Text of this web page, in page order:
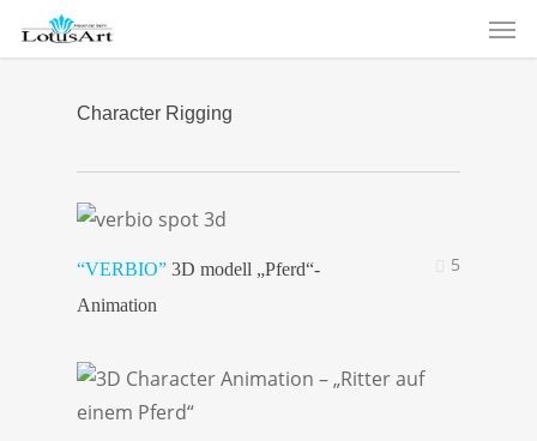
Character Rigging
“VERBIO” 3D modell „Pferd“-
Animation
5